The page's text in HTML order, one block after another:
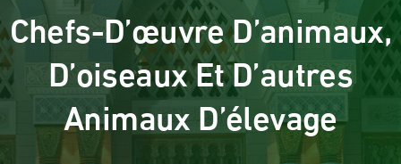
Chefs-D’œuvre D’animaux,
D’oiseaux Et D’autres
Animaux D’élevage